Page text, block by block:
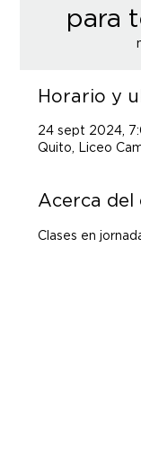
para
Horario y
24 sept 2024,
Quito, Liceo
Acerca del
Clases en